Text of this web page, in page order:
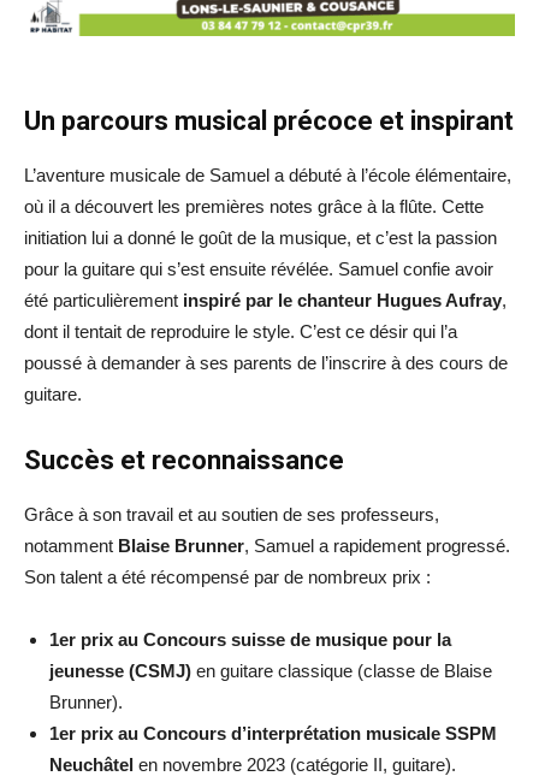
Un parcours musical précoce et inspirant
L’aventure musicale de Samuel a débuté à l’école élémentaire,
où il a découvert les premières notes grâce à la flûte. Cette
initiation lui a donné le goût de la musique, et c’est la passion
pour la guitare qui s’est ensuite révélée. Samuel confie avoir
été particulièrement inspiré par le chanteur Hugues Aufray,
dont il tentait de reproduire le style. C’est ce désir qui l’a
poussé à demander à ses parents de l’inscrire à des cours de
guitare.
Succès et reconnaissance
Grâce à son travail et au soutien de ses professeurs,
notamment Blaise Brunner, Samuel a rapidement progressé.
Son talent a été récompensé par de nombreux prix :
1er prix au Concours suisse de musique pour la
jeunesse (CSMJ) en guitare classique (classe de Blaise
Brunner).
1er prix au Concours d’interprétation musicale SSPM
Neuchâtel en novembre 2023 (catégorie II, guitare).